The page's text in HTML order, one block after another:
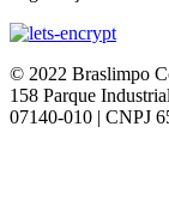
© 2022 Braslimpo
158 Parque
07140-010 | CNPJ